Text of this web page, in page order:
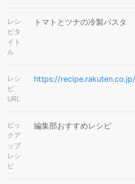
レシ
ピタ
イト
ル
トマトとツナの冷製パスタ
レシ
ピ
URL
https://
ピッ
クア
ップ
レシ
ピ
編集部おすすめレシピ